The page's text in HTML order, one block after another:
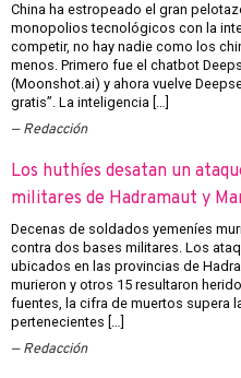
China ha estropeado el gran
monopolios tecnológicos con la
competir, no hay nadie como los
menos. Primero fue el chatbot
(Moonshot.ai) y ahora vuelve
gratis”. La inteligencia […]
Redacción
Los huthíes desatan un
militares de Hadramaut y
Decenas de soldados yemeníes
contra dos bases militares. Los
ubicados en las provincias de
murieron y otros 15 resultaron
fuentes, la cifra de muertos supera
pertenecientes […]
Redacción